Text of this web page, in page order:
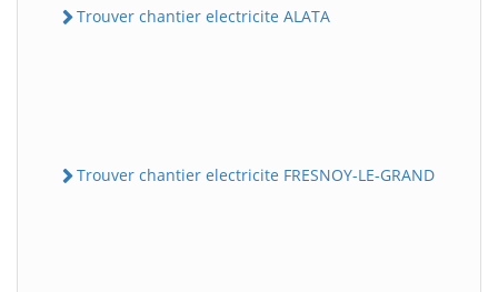
Trouver chantier electricite ALATA
Trouver chantier electricite FRESNOY-LE-GRAND